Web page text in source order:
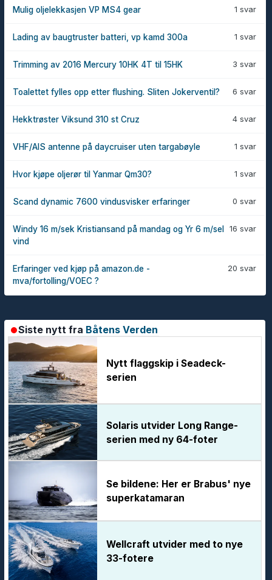
1 svar
Mulig oljelekkasjen VP MS4 gear
1 svar
Lading av baugtruster batteri, vp kamd 300a
3 svar
Trimming av 2016 Mercury 10HK 4T til 15HK
6 svar
Toalettet fylles opp etter flushing. Sliten Jokerventil?
4 svar
Hekktrøster Viksund 310 st Cruz
1 svar
VHF/AIS antenne på daycruiser uten targabøyle
1 svar
Hvor kjøpe oljerør til Yanmar Qm30?
0 svar
Scand dynamic 7600 vindusvisker erfaringer
16 svar
Windy 16 m/sek Kristiansand på mandag og Yr 6 m/sel
vind
20 svar
Erfaringer ved kjøp på amazon.de -
mva/fortolling/VOEC ?
Siste nytt fra Båtens Verden
Nytt flaggskip i Seadeck-
serien
Solaris utvider Long Range-
serien med ny 64-foter
Se bildene: Her er Brabus' nye
superkatamaran
Wellcraft utvider med to nye
33-fotere